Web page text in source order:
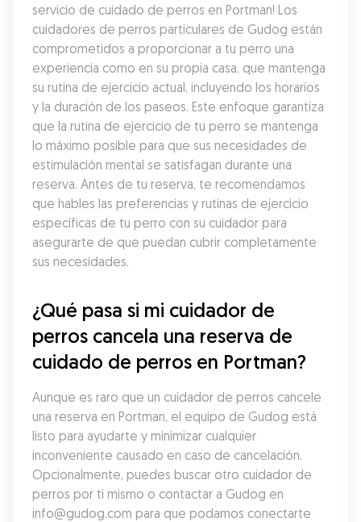
servicio de cuidado de perros en Portman! Los
cuidadores de perros particulares de Gudog están
comprometidos a proporcionar a tu perro una
experiencia como en su propia casa, que mantenga
su rutina de ejercicio actual, incluyendo los horarios
y la duración de los paseos. Este enfoque garantiza
que la rutina de ejercicio de tu perro se mantenga
lo máximo posible para que sus necesidades de
estimulación mental se satisfagan durante una
reserva. Antes de tu reserva, te recomendamos
que hables las preferencias y rutinas de ejercicio
específicas de tu perro con su cuidador para
asegurarte de que puedan cubrir completamente
sus necesidades.
¿Qué pasa si mi cuidador de
perros cancela una reserva de
cuidado de perros en Portman?
Aunque es raro que un cuidador de perros cancele
una reserva en Portman, el equipo de Gudog está
listo para ayudarte y minimizar cualquier
inconveniente causado en caso de cancelación.
Opcionalmente, puedes buscar otro cuidador de
perros por ti mismo o contactar a Gudog en
info@gudog.com para que podamos conectarte